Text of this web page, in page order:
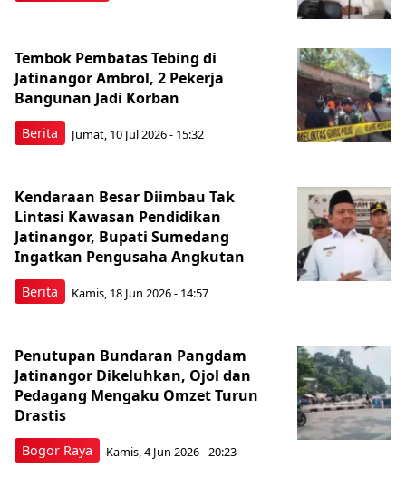
Berita
Tembok Pembatas Tebing di
Jatinangor Ambrol, 2 Pekerja
Bangunan Jadi Korban
Jumat, 10 Jul 2026 - 15:32
Berita
Kendaraan Besar Diimbau Tak
Lintasi Kawasan Pendidikan
Jatinangor, Bupati Sumedang
Ingatkan Pengusaha Angkutan
Kamis, 18 Jun 2026 - 14:57
Bogor Raya
Penutupan Bundaran Pangdam
Jatinangor Dikeluhkan, Ojol dan
Pedagang Mengaku Omzet Turun
Drastis
Kamis, 4 Jun 2026 - 20:23